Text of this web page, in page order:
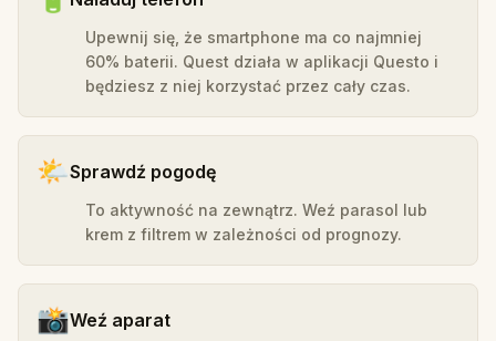
Upewnij się, że smartphone ma co najmniej
60% baterii. Quest działa w aplikacji Questo i
będziesz z niej korzystać przez cały czas.
🌤️Sprawdź pogodę
To aktywność na zewnątrz. Weź parasol lub
krem z filtrem w zależności od prognozy.
📸Weź aparat